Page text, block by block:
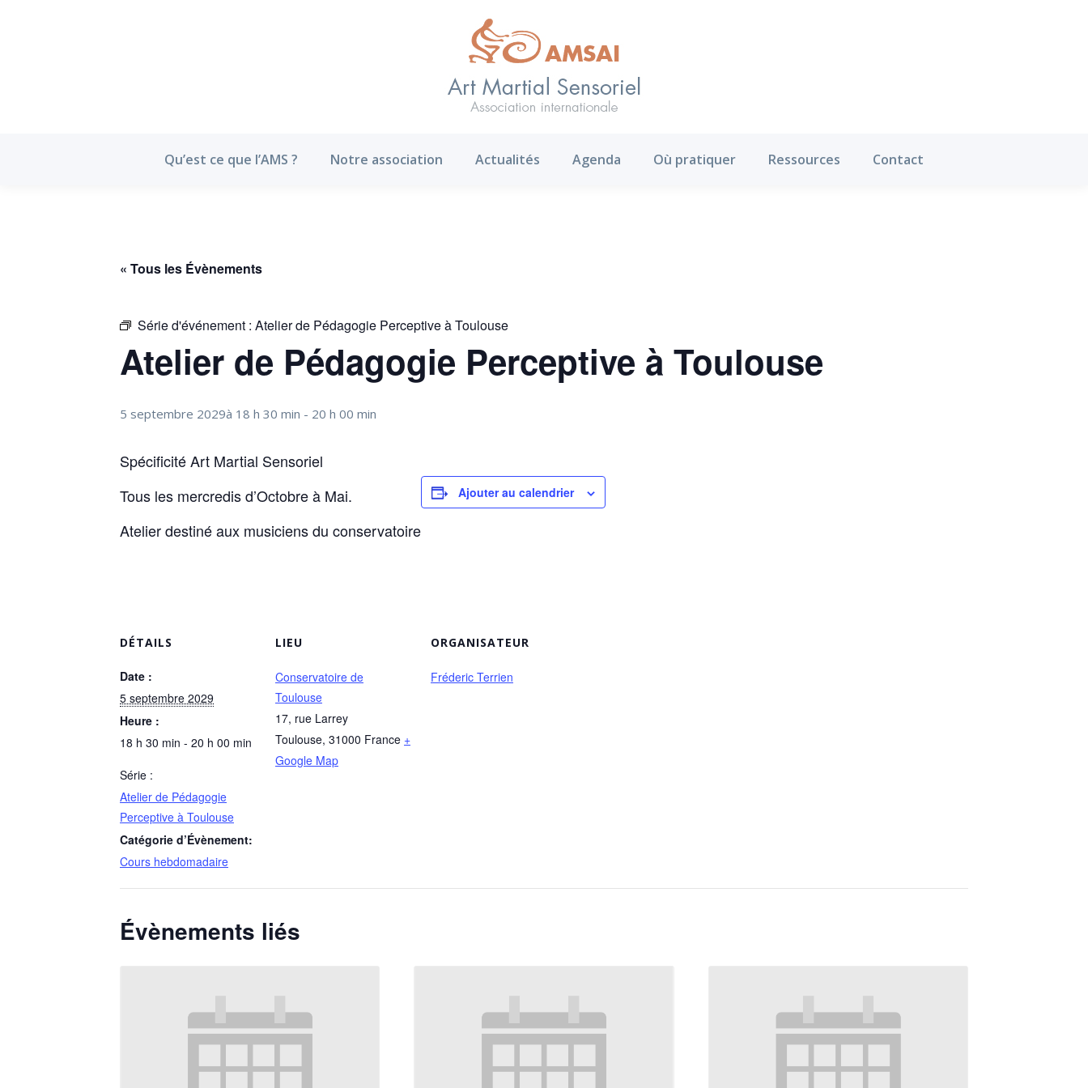
Qu’est ce que l’AMS ? Notre association Actualités Agenda Où pratiquer Ressources Contact
« Tous les Évènements
Série d'événement : Atelier de Pédagogie Perceptive à Toulouse
Atelier de Pédagogie Perceptive à Toulouse
5 septembre 2029à 18 h 30 min - 20 h 00 min
Spécificité Art Martial Sensoriel
Tous les mercredis d’Octobre à Mai.
Atelier destiné aux musiciens du conservatoire
Ajouter au calendrier
DÉTAILS
Date :
5 septembre 2029
Heure :
18 h 30 min - 20 h 00 min
Série :
Atelier de Pédagogie
Perceptive à Toulouse
Catégorie d’Évènement:
Cours hebdomadaire
LIEU
Conservatoire de
Toulouse
17, rue Larrey
Toulouse, 31000 France +
Google Map
ORGANISATEUR
Fréderic Terrien
Évènements liés
Notre association